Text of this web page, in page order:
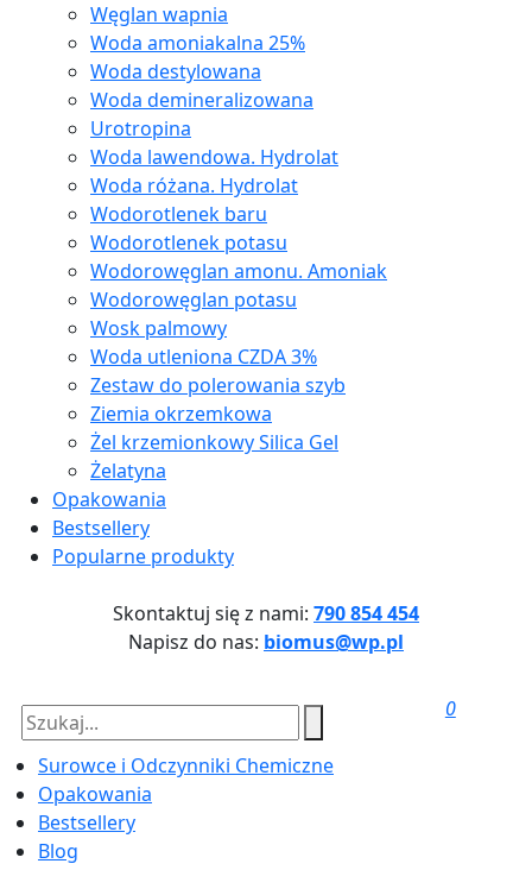
Węglan wapnia
Woda amoniakalna 25%
Woda destylowana
Woda demineralizowana
Urotropina
Woda lawendowa. Hydrolat
Woda różana. Hydrolat
Wodorotlenek baru
Wodorotlenek potasu
Wodorowęglan amonu. Amoniak
Wodorowęglan potasu
Wosk palmowy
Woda utleniona CZDA 3%
Zestaw do polerowania szyb
Ziemia okrzemkowa
Żel krzemionkowy Silica Gel
Żelatyna
Opakowania
Bestsellery
Popularne produkty
Skontaktuj się z nami: 790 854 454
Napisz do nas: biomus@wp.pl
0
Surowce i Odczynniki Chemiczne
Opakowania
Bestsellery
Blog